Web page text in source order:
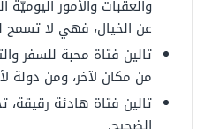
والعقبات والأمور
عن الخيال، فهي لا تسمح
تالين فتاة محبة للسفر
من مكان لآخر، ومن دولة
تالين فتاة هادئة